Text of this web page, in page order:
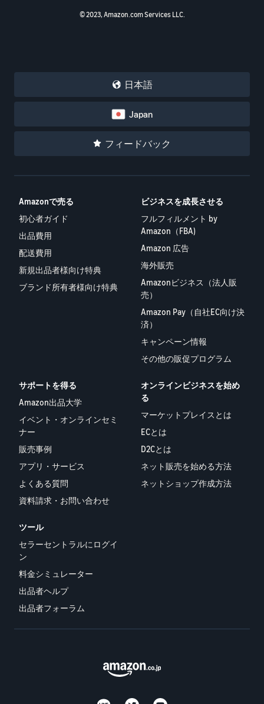
© 2023, Amazon.com Services LLC.
日本語
Japan
フィードバック
Amazonで売る
初心者ガイド
出品費用
配送費用
新規出品者様向け特典
ブランド所有者様向け特典
ビジネスを成長させる
フルフィルメント by
Amazon（FBA)
Amazon 広告
海外販売
Amazonビジネス（法人販
売）
Amazon Pay（自社EC向け決
済）
キャンペーン情報
その他の販促プログラム
サポートを得る
Amazon出品大学
イベント・オンラインセミ
ナー
販売事例
アプリ・サービス
よくある質問
資料請求・お問い合わせ
オンラインビジネスを始め
る
マーケットプレイスとは
ECとは
D2Cとは
ネット販売を始める方法
ネットショップ作成方法
ツール
セラーセントラルにログイ
ン
料金シミュレーター
出品者ヘルプ
出品者フォーラム